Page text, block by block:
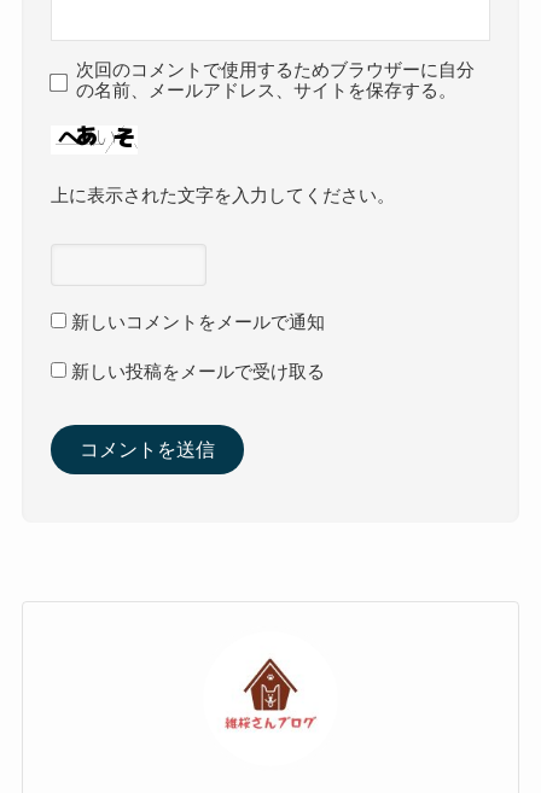
次回のコメントで使用するためブラウザーに自分
の名前、メールアドレス、サイトを保存する。
上に表示された文字を入力してください。
新しいコメントをメールで通知
新しい投稿をメールで受け取る